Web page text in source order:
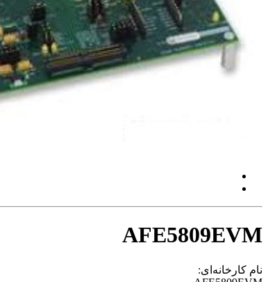
AFE5809EVM
نام کارخانه‌ای: